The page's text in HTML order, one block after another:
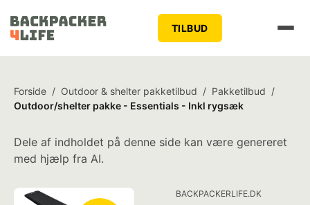
TILBUD
Forside / Outdoor & shelter pakketilbud / Pakketilbud /
Outdoor/shelter pakke - Essentials - Inkl rygsæk
Dele af indholdet på denne side kan være genereret
med hjælp fra AI.
BACKPACKERLIFE.DK